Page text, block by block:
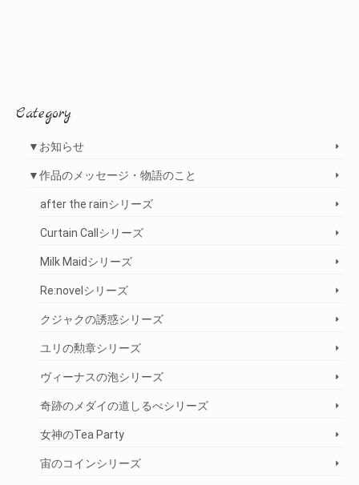
Category
▼お知らせ
▼作品のメッセージ・物語のこと
after the rainシリーズ
Curtain Callシリーズ
Milk Maidシリーズ
Re:novelシリーズ
クジャクの誘惑シリーズ
ユリの勲章シリーズ
ヴィーナスの泡シリーズ
奇跡のメダイの道しるべシリーズ
女神のTea Party
宙のコインシリーズ